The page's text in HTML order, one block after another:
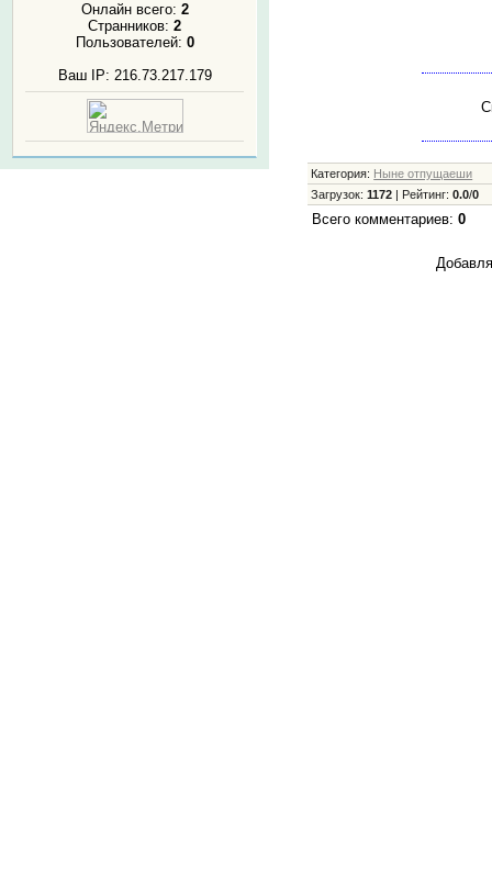
Онлайн всего: 2
Странников: 2
Пользователей: 0
Ваш IP: 216.73.217.179
Категория: Ныне отпущаеши
Загрузок:1172 Рейтинг:0.0/0
Всего комментариев: 0